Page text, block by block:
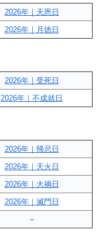
2026年｜天恩日
2026年｜月徳日
2026年｜受死日
2026年｜不成就日
2026年｜帰忌日
2026年｜天火日
2026年｜大禍日
2026年｜滅門日
–